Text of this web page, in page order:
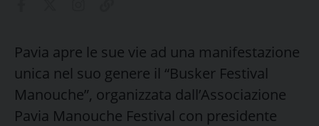
Pavia apre le sue vie ad una manifestazione
unica nel suo genere il “Busker Festival
Manouche”, organizzata dall’Associazione
Pavia Manouche Festival con presidente